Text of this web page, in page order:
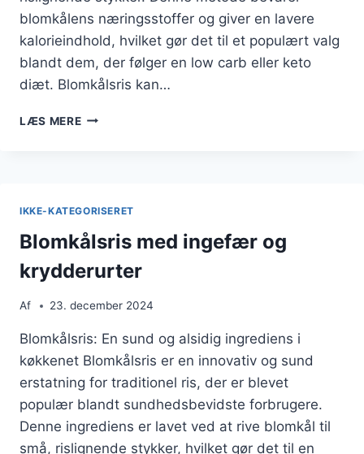
blomkålens næringsstoffer og giver en lavere
kalorieindhold, hvilket gør det til et populært valg
blandt dem, der følger en low carb eller keto
diæt. Blomkålsris kan…
LÆS MEREBLOMKÅLSRIS
IKKE-KATEGORISERET
Blomkålsris med ingefær og
krydderurter
Af 23. december 2024
Blomkålsris: En sund og alsidig ingrediens i
køkkenet Blomkålsris er en innovativ og sund
erstatning for traditionel ris, der er blevet
populær blandt sundhedsbevidste forbrugere.
Denne ingrediens er lavet ved at rive blomkål til
små, rislignende stykker, hvilket gør det til en